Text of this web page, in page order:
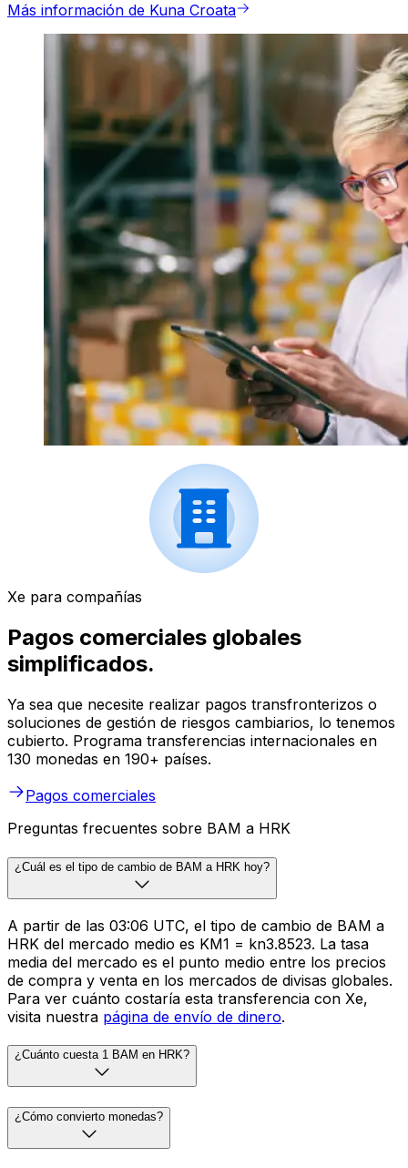
Más información de Kuna Croata
Xe para compañías
Pagos comerciales globales
simplificados.
Ya sea que necesite realizar pagos transfronterizos o
soluciones de gestión de riesgos cambiarios, lo tenemos
cubierto. Programa transferencias internacionales en
130 monedas en 190+ países.
Pagos comerciales
Preguntas frecuentes sobre BAM a HRK
¿Cuál es el tipo de cambio de BAM a HRK hoy?
A partir de las 03:06 UTC, el tipo de cambio de BAM a
HRK del mercado medio es KM1 = kn3.8523. La tasa
media del mercado es el punto medio entre los precios
de compra y venta en los mercados de divisas globales.
Para ver cuánto costaría esta transferencia con Xe,
visita nuestra página de envío de dinero.
¿Cuánto cuesta 1 BAM en HRK?
¿Cómo convierto monedas?